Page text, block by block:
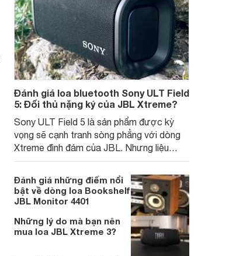
Đánh giá loa bluetooth Sony ULT Field
5: Đối thủ nặng ký của JBL Xtreme?
Sony ULT Field 5 là sản phẩm được kỳ
vọng sẽ cạnh tranh sòng phẳng với dòng
Xtreme đình đám của JBL. Nhưng liệu
Sony có thành ông trong việc thách thức
vị thế của JBL? Hãy cùng Websosanh tìm
hiểu.
Đánh giá những điểm nổi
bật về dòng loa Bookshelf
JBL Monitor 4401
Những lý do mà bạn nên
mua loa JBL Xtreme 3?